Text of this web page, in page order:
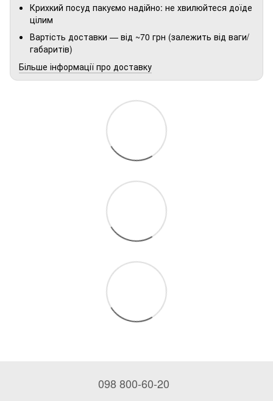
Крихкий посуд пакуємо надійно: не хвилюйтеся доїде
цілим
Вартість доставки — від ~70 грн (залежить від ваги/
габаритів)
Більше інформації про доставку
098 800-60-20